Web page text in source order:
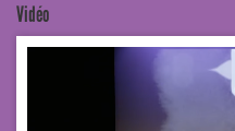
Vidéo